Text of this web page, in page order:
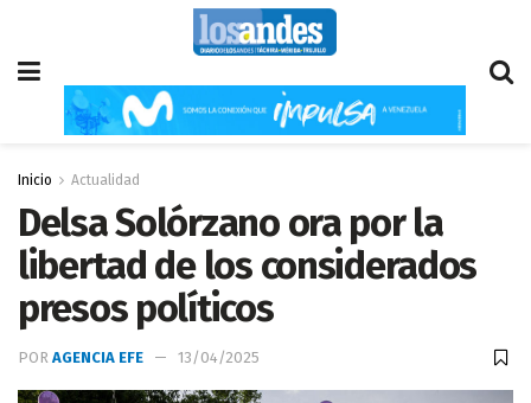
Inicio Actualidad
Delsa Solórzano ora por la
libertad de los considerados
presos políticos
POR AGENCIA EFE 13/04/2025